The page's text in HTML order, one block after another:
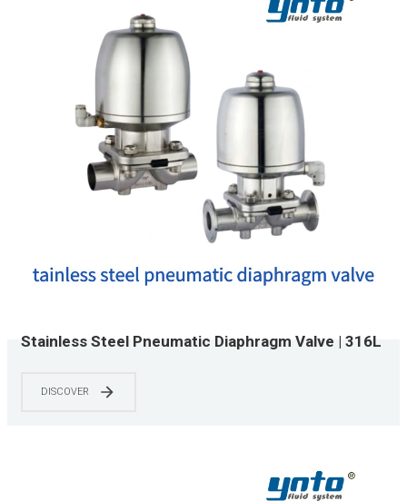
Stainless Steel Pneumatic Diaphragm Valve | 316L
CIP/SIP Ready | 0-150 PSI | Pharma & Food Grade
DISCOVER